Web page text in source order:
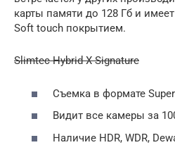
карты памяти до 128 Гб и
Soft touch покрытием.
Slimtec Hybrid X Signature
Съемка в формате
Видит все камеры за
Наличие HDR, WDR,